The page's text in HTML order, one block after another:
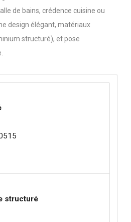
de bains, crédence cuisine ou
design élégant, matériaux
structuré), et pose
structuré